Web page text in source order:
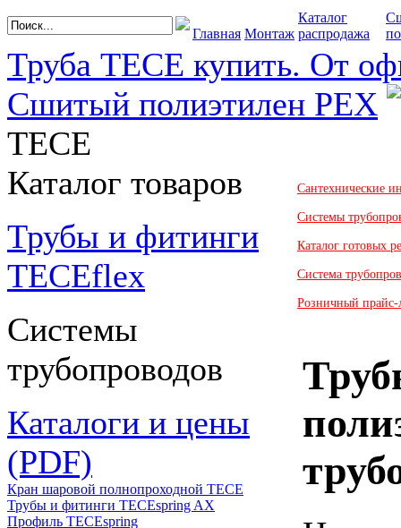
Главная Монтаж
Каталог
распродажа
Труба TECE купить. От
Сшитый полиэтилен PEX
TECE
Каталог товаров
Трубы и фитинги
TECEflex
Системы
трубопроводов
Каталоги и цены
(PDF)
Кран шаровой полнопроходной ТЕСЕ
Трубы и фитинги TECEspring AX
Профиль TECEspring
Сантехнические
Системы
Каталог готовых
Система
Розничный прайс-